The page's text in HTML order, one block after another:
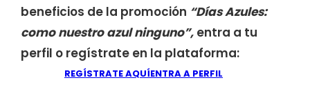
beneficios de la promoción “Días Azules:
como nuestro azul ninguno”, entra a tu
perfil o regístrate en la plataforma:
REGÍSTRATE AQUÍENTRA A PERFIL